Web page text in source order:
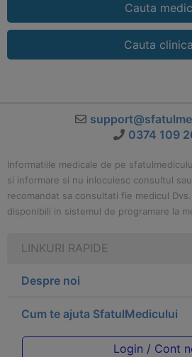
Cauta medic
Cauta clinica
0374 109
Informatiile medicale de pe
si informare si nu inlocuiesc consultul
recomandat sa consultati fie medicul
disponibili in sistemul de programare la
LINKURI RAPIDE
Despre noi
Cum te ajuta SfatulMedicului
Login / Cont